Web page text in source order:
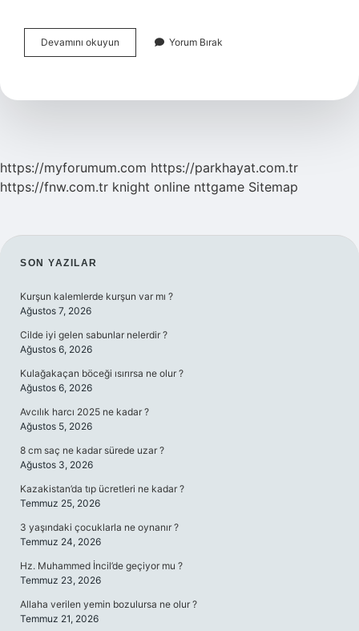
Devamını okuyun Bilgisayar
Ağının
Nelerdir
Yorum Bırak
https://myforumum.com https://parkhayat.com.tr
https://fnw.com.tr knight online nttgame Sitemap
SIDEBAR
SON YAZILAR
Kurşun kalemlerde kurşun var mı ?
Ağustos 7, 2026
Cilde iyi gelen sabunlar nelerdir ?
Ağustos 6, 2026
Kulağakaçan böceği ısırırsa ne olur ?
Ağustos 6, 2026
Avcılık harcı 2025 ne kadar ?
Ağustos 5, 2026
8 cm saç ne kadar sürede uzar ?
Ağustos 3, 2026
Kazakistan’da tıp ücretleri ne kadar ?
Temmuz 25, 2026
3 yaşındaki çocuklarla ne oynanır ?
Temmuz 24, 2026
Hz. Muhammed İncil’de geçiyor mu ?
Temmuz 23, 2026
Allaha verilen yemin bozulursa ne olur ?
Temmuz 21, 2026